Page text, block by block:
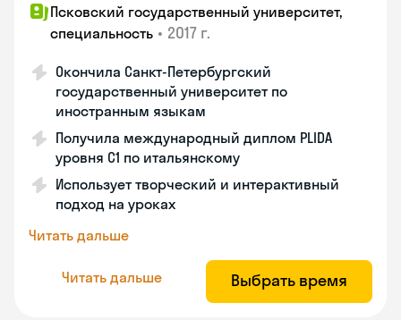
Псковский государственный университет,
специальность • 2017 г.
Окончила Санкт-Петербургский
государственный университет по
иностранным языкам
Получила международный диплом PLIDA
уровня С1 по итальянскому
Использует творческий и интерактивный
подход на уроках
Читать дальше
Читать дальше Выбрать время